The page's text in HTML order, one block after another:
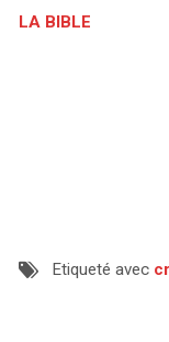
LA BIBLE
Etiqueté avec